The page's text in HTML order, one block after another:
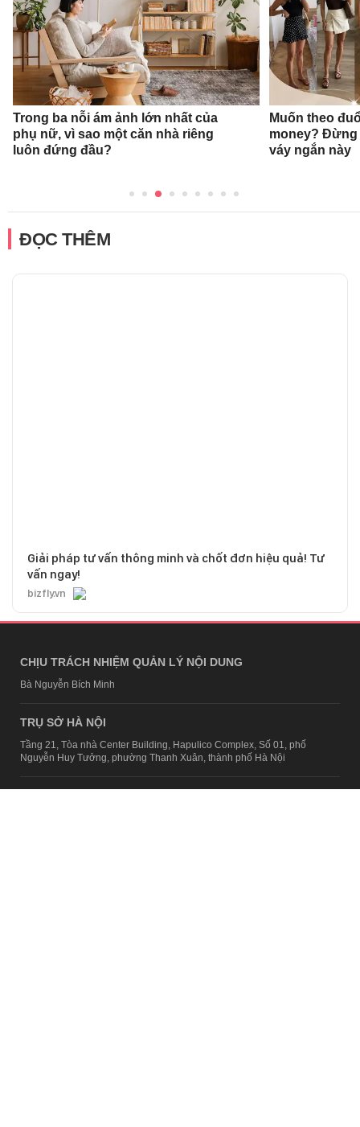
Trong ba nỗi ám ảnh lớn nhất của
phụ nữ, vì sao một căn nhà riêng
luôn đứng đầu?
Muốn theo
money? Đừng
váy ngắn này
ĐỌC THÊM
Giải pháp tư vấn thông minh và chốt đơn hiệu quả! Tư
vấn ngay!
bizfly.vn
CHỊU TRÁCH NHIỆM QUẢN LÝ NỘI DUNG
Bà Nguyễn Bích Minh
TRỤ SỞ HÀ NỘI
Tầng 21, Tòa nhà Center Building, Hapulico Complex, Số 01, phố
Nguyễn Huy Tưởng, phường Thanh Xuân, thành phố Hà Nội